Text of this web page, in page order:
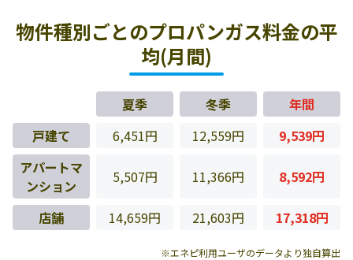
物件種別ごとのプロパンガス料金の平
均(月間)
夏季 冬季
年間
戸建て
6,451円 12,559円
9,539円
アパートマ
ンション
5,507円 11,366円 8,592円
店舗 14,659円 21,603円 17,318円
※エネピ利用ユーザのデータより独自算出